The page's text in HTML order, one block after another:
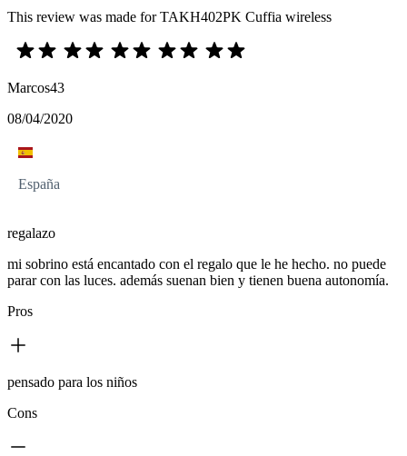
This review was made for TAKH402PK Cuffia wireless
Marcos43
08/04/2020
España
regalazo
mi sobrino está encantado con el regalo que le he hecho. no puede
parar con las luces. además suenan bien y tienen buena autonomía.
Pros
pensado para los niños
Cons